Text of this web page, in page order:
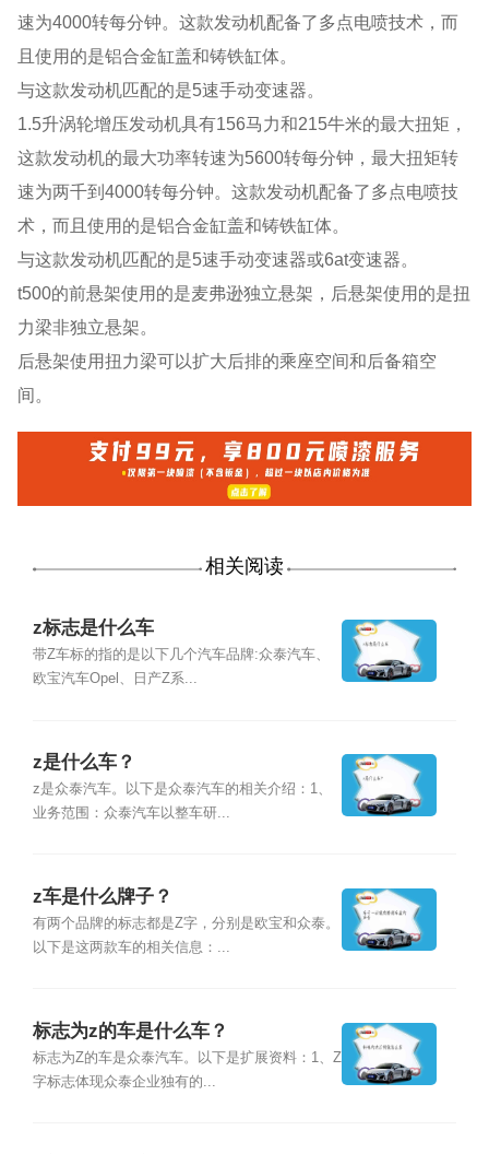
速为4000转每分钟。这款发动机配备了多点电喷技术，而
且使用的是铝合金缸盖和铸铁缸体。
与这款发动机匹配的是5速手动变速器。
1.5升涡轮增压发动机具有156马力和215牛米的最大扭矩，
这款发动机的最大功率转速为5600转每分钟，最大扭矩转
速为两千到4000转每分钟。这款发动机配备了多点电喷技
术，而且使用的是铝合金缸盖和铸铁缸体。
与这款发动机匹配的是5速手动变速器或6at变速器。
t500的前悬架使用的是麦弗逊独立悬架，后悬架使用的是扭
力梁非独立悬架。
后悬架使用扭力梁可以扩大后排的乘座空间和后备箱空
间。
相关阅读
z标志是什么车
带Z车标的指的是以下几个汽车品牌:众泰汽车、
欧宝汽车Opel、日产Z系...
z是什么车？
z是众泰汽车。以下是众泰汽车的相关介绍：1、
业务范围：众泰汽车以整车研...
z车是什么牌子？
有两个品牌的标志都是Z字，分别是欧宝和众泰。
以下是这两款车的相关信息：...
标志为z的车是什么车？
标志为Z的车是众泰汽车。以下是扩展资料：1、Z
字标志体现众泰企业独有的...